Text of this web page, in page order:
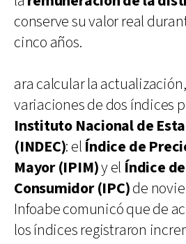
conserve su valor real
cinco años.
ara calcular la
variaciones de dos índices
Instituto Nacional de
(INDEC): el Índice de
Mayor (IPIM)y el Índice
Consumidor (IPC)de
Infoabe comunicó que de
los índices registraron